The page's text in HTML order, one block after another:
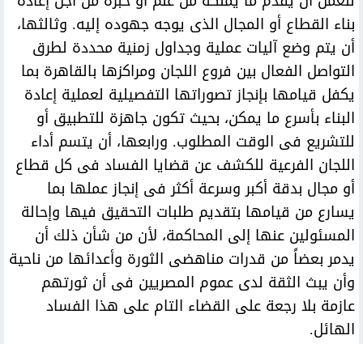
بناء القطاع أو المجال الذى يوجه جهوده إليه. وثالثها،
أن يتم وضع آليات عملية وجداول زمنية محددة لطرق
التواصل الفعال بين فروع اللجان ومراكزها بالقاهرة بما
يكفل قيامها بإنجاز تصوراتها التفصيلية لعملية إعادة
البناء بأسرع ما يمكن، بحيث تكون جاهزة للتطبيق أو
للتشريع فى الوقت المطلوب. ورابعها، أن يتسم أداء
اللجان الفرعية للكشف عن قضايا الفساد فى كل قطاع
أو مجال بدقة أكبر وسرعة أكثر فى إنجاز عملها بما
يسارع من قيامها بتقديم طلبات التحقيق فيها وإحالة
المسئولين عنها إلى المحاكمة، لأن من شأن ذلك أن
يدمر بعضاً من قدرات مناهضى الثورة وأعدائها من ناحية
وأن يبث الثقة لدى عموم المصريين فى أن ثورتهم
عازمة بلا رجعة على القضاء التام على هذا الفساد
الهائل.